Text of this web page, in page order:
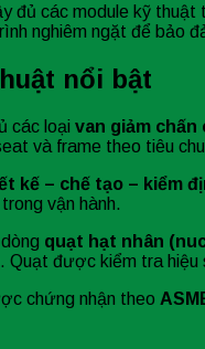
đủ các module kỹ
nghiêm ngặt để bảo
nổi bật
các loại van giảm chấn
và frame theo tiêu
kế – chế tạo – kiểm
vận hành.
quạt hạt nhân
Quạt được kiểm tra
chứng nhận theo